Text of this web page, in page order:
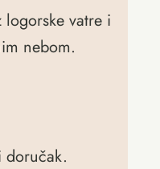
vatre i
nebom.
doručak.